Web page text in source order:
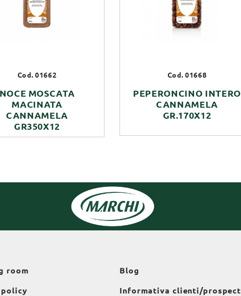
Cod. 01662
MOSCATA
MACINATA
CANNAMELA
GR350X12
Cod. 01668
PEPERONCINO INTERO
CANNAMELA
GR.170X12
room
policy
Blog
Informativa clienti/prospect